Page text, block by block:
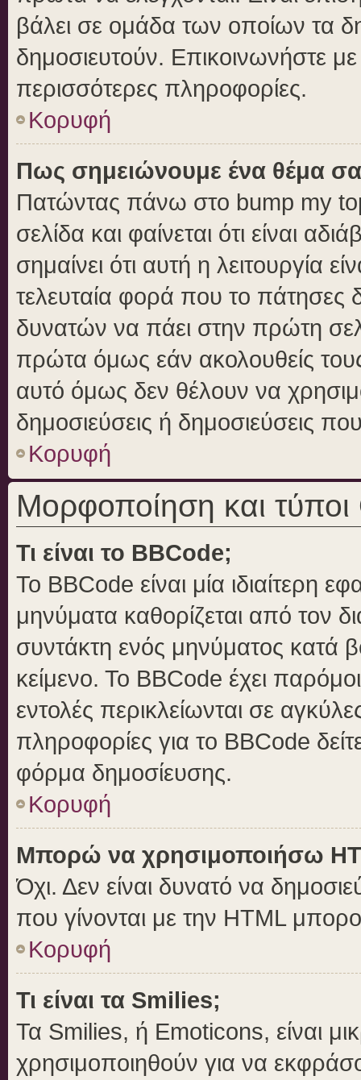
βάλει σε ομάδα των οποίων τα
δημοσιευτούν. Επικοινωνήστε
περισσότερες πληροφορίες.
Κορυφή
Πως σημειώνουμε ένα θέμα
Πατώντας πάνω στο bump my
σελίδα και φαίνεται ότι είναι
σημαίνει ότι αυτή η λειτουργία
τελευταία φορά που το πάτησες
δυνατών να πάει στην πρώτη
πρώτα όμως εάν ακολουθείς
αυτό όμως δεν θέλουν να
δημοσιεύσεις ή δημοσιεύσεις
Κορυφή
Μορφοποίηση και
Τι είναι το BBCode;
Το BBCode είναι μία ιδιαίτερη
μηνύματα καθορίζεται από τον
συντάκτη ενός μηνύματος κατά
κείμενο. Το BBCode έχει
εντολές περικλείωνται σε
πληροφορίες για το BBCode
φόρμα δημοσίευσης.
Κορυφή
Μπορώ να χρησιμοποιήσω
Όχι. Δεν είναι δυνατό να
που γίνονται με την HTML
Κορυφή
Τι είναι τα Smilies;
Τα Smilies, ή Emoticons, είναι
χρησιμοποιηθούν για να